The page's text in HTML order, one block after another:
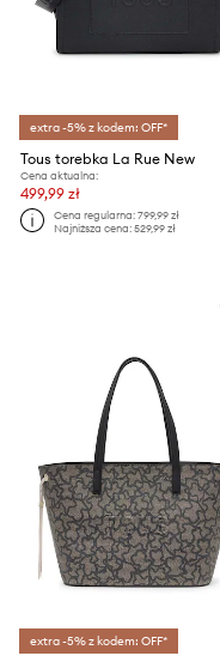
extra -5% z kodem: OFF*
Tous torebka La Rue New
Cena aktualna:
499,99 zł
Cena regularna:799,99 zł
Najniższa cena:529,99 zł
extra -5% z kodem: OFF*